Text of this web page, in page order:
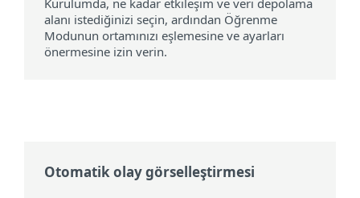
Kurulumda, ne kadar etkileşim ve veri depolama
alanı istediğinizi seçin, ardından Öğrenme
Modunun ortamınızı eşlemesine ve ayarları
önermesine izin verin.
Otomatik olay görselleştirmesi